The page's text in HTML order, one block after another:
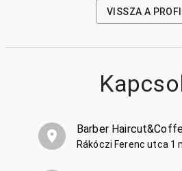
VISSZA A
Barber
Rákóczi Ferenc utca 1